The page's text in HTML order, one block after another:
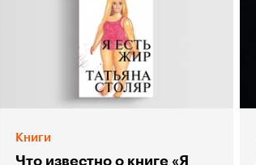
Книги
Что известно о книге «Я